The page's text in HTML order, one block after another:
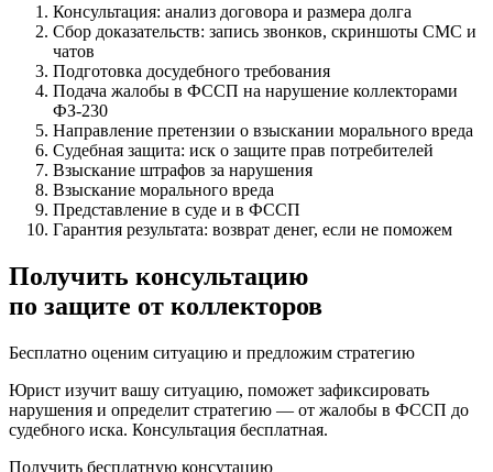
Консультация: анализ договора и размера долга
Сбор доказательств: запись звонков, скриншоты СМС и
чатов
Подготовка досудебного требования
Подача жалобы в ФССП на нарушение коллекторами
ФЗ-230
Направление претензии о взыскании морального вреда
Судебная защита: иск о защите прав потребителей
Взыскание штрафов за нарушения
Взыскание морального вреда
Представление в суде и в ФССП
Гарантия результата: возврат денег, если не поможем
Получить консультацию
по защите от коллекторов
Бесплатно оценим ситуацию и предложим стратегию
Юрист изучит вашу ситуацию, поможет зафиксировать
нарушения и определит стратегию — от жалобы в ФССП до
судебного иска. Консультация бесплатная.
Получить бесплатную консутацию